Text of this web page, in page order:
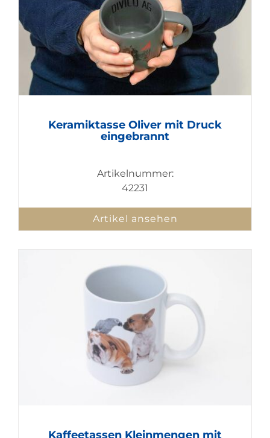
Keramiktasse Oliver mit Druck
eingebrannt
Artikelnummer:
42231
Artikel ansehen
Kaffeetassen Kleinmengen mit